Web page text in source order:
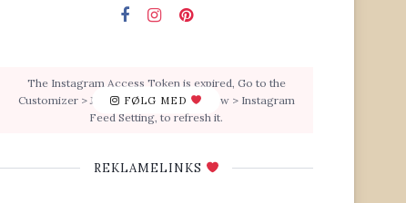
FØLG MED
The Instagram Access Token is expired, Go to the
Customizer > JNews : Social, Like & View > Instagram
Feed Setting, to refresh it.
REKLAMELINKS